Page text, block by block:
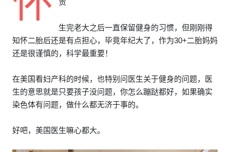
责
生完老大之后一直保留健身的习惯，但刚刚得
知怀二胎后还是有点担心，毕竟年纪大了，作为30+二胎妈妈
还是很谨慎的，科学最重要！
在美国看妇产科的时候，也特别问医生关于健身的问题，医
生的意思就是只要孩子没问题，你怎么蹦跶都好，如果确实
染色体有问题，做什么都无济于事的。
好吧，美国医生嘛心都大。